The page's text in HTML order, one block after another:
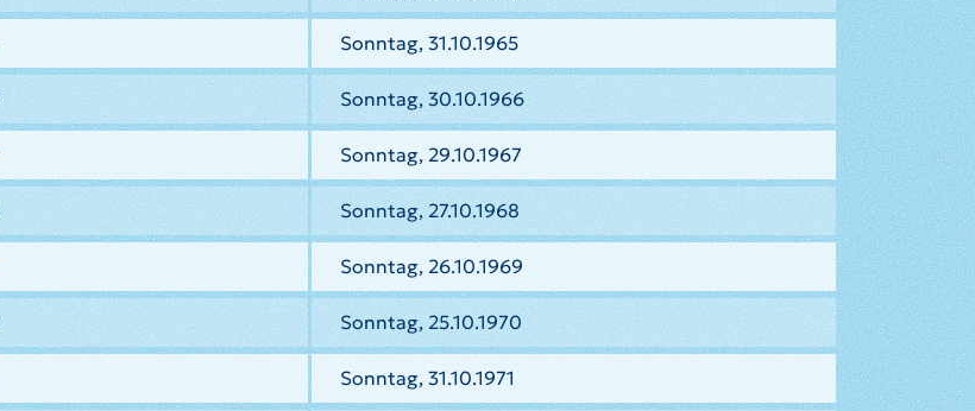
Sonntag, 31.10.1965
Sonntag, 30.10.1966
Sonntag, 29.10.1967
Sonntag, 27.10.1968
Sonntag, 26.10.1969
Sonntag, 25.10.1970
Sonntag, 31.10.1971